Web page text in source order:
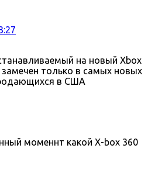
на новый Xbox
замечен только в самых новых
в США
моменнт какой X-box 360